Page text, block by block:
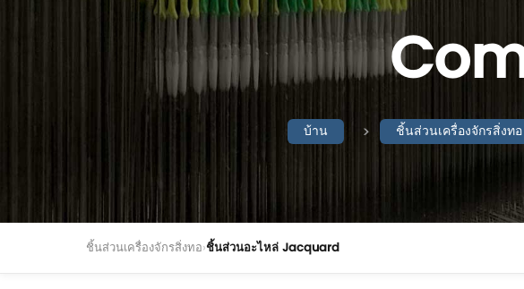
บ้าน ชิ้นส่วนเครื่องจักรสิ่งทอ
ชิ้นส่วนเครื่องจักรสิ่งทอ›ชิ้นส่วนอะไหล่ Jacquard